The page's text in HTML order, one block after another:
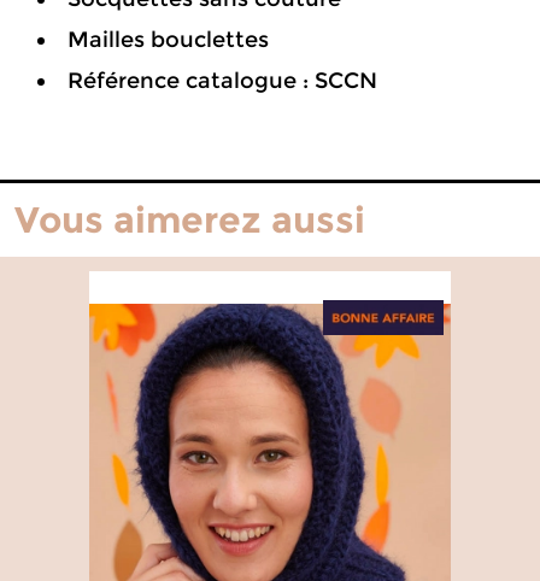
Mailles bouclettes
Référence catalogue : SCCN
Vous aimerez aussi